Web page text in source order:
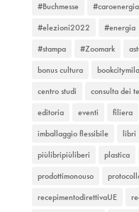
#Buchmesse #caroenergia
#elezioni2022
#energia
#stampa
#Zoomark
bonus cultura
centro studi
consulta dei
editoria
eventi filiera
imballaggio flessibile
libri
piùlibripiùliberi
plastica
prodottimonouso
recepimentodirettivaUE